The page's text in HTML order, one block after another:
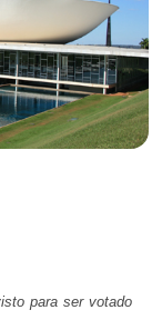
para ser votado